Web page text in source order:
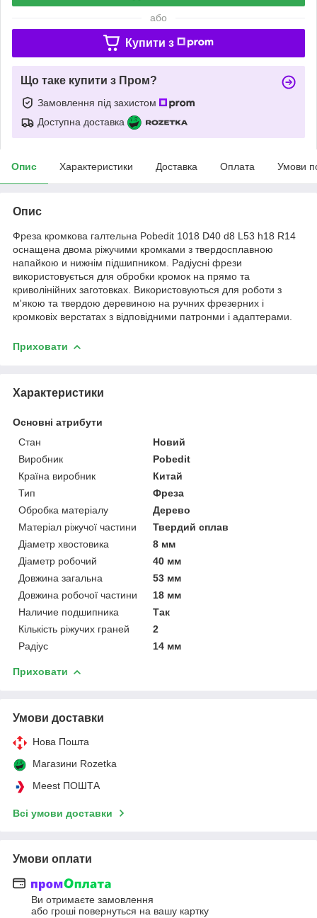
або
Купити з
Що таке купити з Пром?
Замовлення під захистом
Доступна доставка
Опис Характеристики Доставка Оплата Умови
Опис
Фреза кромкова галтельна Pobedit 1018 D40 d8 L53 h18 R14
оснащена двома ріжучими кромками з твердосплавною
напайкою и нижнім підшипником. Радіусні фрези
використовується для обробки кромок на прямо та
криволінійних заготовках. Використовуються для роботи з
м'якою та твердою деревиною на ручних фрезерних і
кромковіх верстатах з відповідними патронми і адаптерами.
Приховати
Характеристики
Основні атрибути
Стан
Новий
Виробник
Pobedit
Країна виробник
Китай
Тип
Фреза
Обробка матеріалу
Дерево
Матеріал ріжучої частини
Твердий сплав
Діаметр хвостовика
8 мм
Діаметр робочий
40 мм
Довжина загальна
53 мм
Довжина робочої частини
18 мм
Наличие подшипника
Так
Кількість ріжучих граней
2
Радіус
14 мм
Приховати
Умови доставки
Нова Пошта
Магазини Rozetka
Meest ПОШТА
Всі умови доставки
Умови оплати
Ви отримаєте замовлення
або гроші повернуться на вашу картку